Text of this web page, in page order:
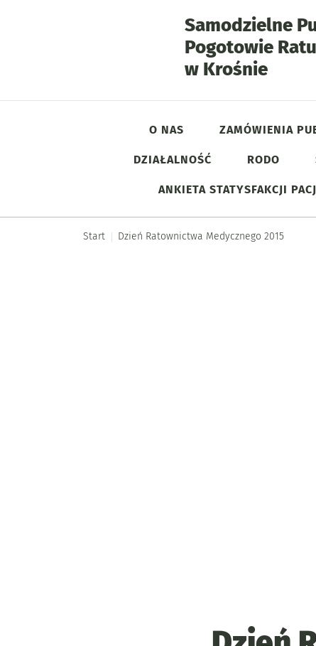
Samodzielne
Pogotowie
w Krośnie-
Menu główne
O NAS ZAMÓWIENIA
DZIAŁALNOŚĆ RODO
ANKIETA STATYSFAKCJI
Start Dzień Ratownictwa Medycznego 2015